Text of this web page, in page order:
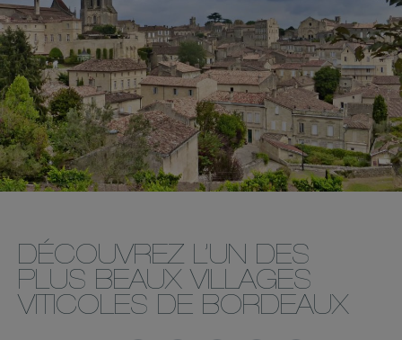
DÉCOUVREZ L’UN DES
PLUS BEAUX VILLAGES
VITICOLES DE BORDEAUX